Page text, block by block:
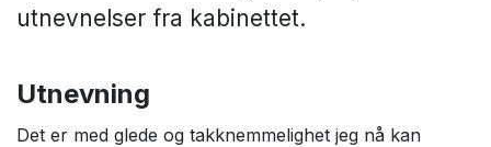
utnevnelser fra kabinettet.
Utnevning
Det er med glede og takknemmelighet jeg nå kan